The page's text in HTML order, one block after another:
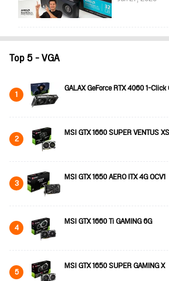
Top 5 - VGA
1 GALAX GeForce RTX 4060 1-
2 MSI GTX 1660 SUPER VENTUS
3 MSI GTX 1650 AERO ITX 4G OCV1
4 MSI GTX 1660 Ti GAMING 6G
5 MSI GTX 1650 SUPER GAMING X